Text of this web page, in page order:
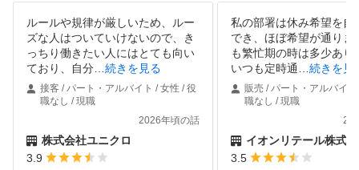
ルールや規律が厳しいため、ルー
ズな人はついていけないので、き
っちり働きたい人にはとても向い
ており、自分
続きを見る
接客 / パート・アルバイト / 女性 / 役
職なし / 現職
2026年頃の話
株式会社ユニクロ
3.9
私の部署は休み希望を自
でき、ほぼ希望が通りま
も繁忙期の時は多少あり
いつも定時通
続きを見
販売 / パート・アルバイ
職なし / 現職
イオンリテール株式
3.5